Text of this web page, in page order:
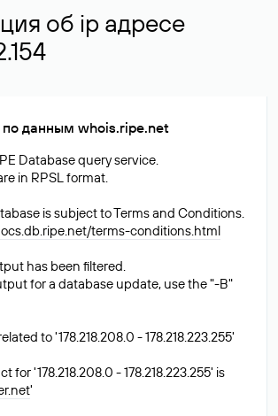
об ip адресе
данным whois.ripe.net
Database query service.
in RPSL format.
is subject to Terms and Conditions.
terms-conditions.html
has been filtered.
for a database update, use the "-B"
to '178.218.208.0 - 178.218.223.255'
for '178.218.208.0 - 178.218.223.255' is
'